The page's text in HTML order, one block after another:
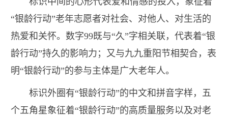
“银龄行动”老年志愿者对社会、对他人、对生活的
热爱和关怀。数字99既与“久”字相关联，代表着“银
龄行动”持久的影响力；又与九九重阳节相契合，表
明“银龄行动”的参与主体是广大老年人。
标识外圈有“银龄行动”的中文和拼音字样，五
个五角星象征着“银龄行动”的高质量服务以及对老